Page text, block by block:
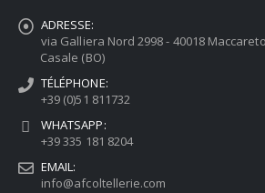
ADRESSE:
via Galliera Nord 2998 - 40018
Casale (BO)
TÉLÉPHONE:
+39 (0)51 811732
WHATSAPP:
+39 335 181 8204
EMAIL:
info@afcoltellerie.com